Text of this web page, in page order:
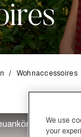
Wohnaccessoires
Daten im
We use
your